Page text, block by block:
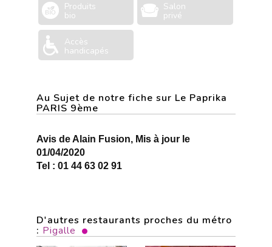
Produits
bio
Salon
privé
Accès
handicapés
Au Sujet de notre fiche sur Le Paprika
PARIS 9ème
Avis de Alain Fusion, Mis à jour le
01/04/2020
Tel : 01 44 63 02 91
D'autres restaurants proches du métro
: Pigalle